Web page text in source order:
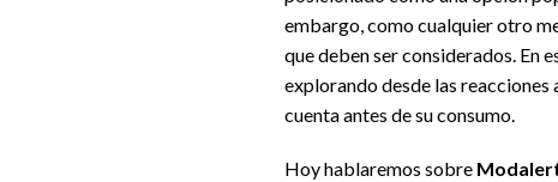
embargo, como cualquier otro
que deben ser considerados. En
explorando desde las reacciones
cuenta antes de su consumo.
Hoy hablaremos sobre